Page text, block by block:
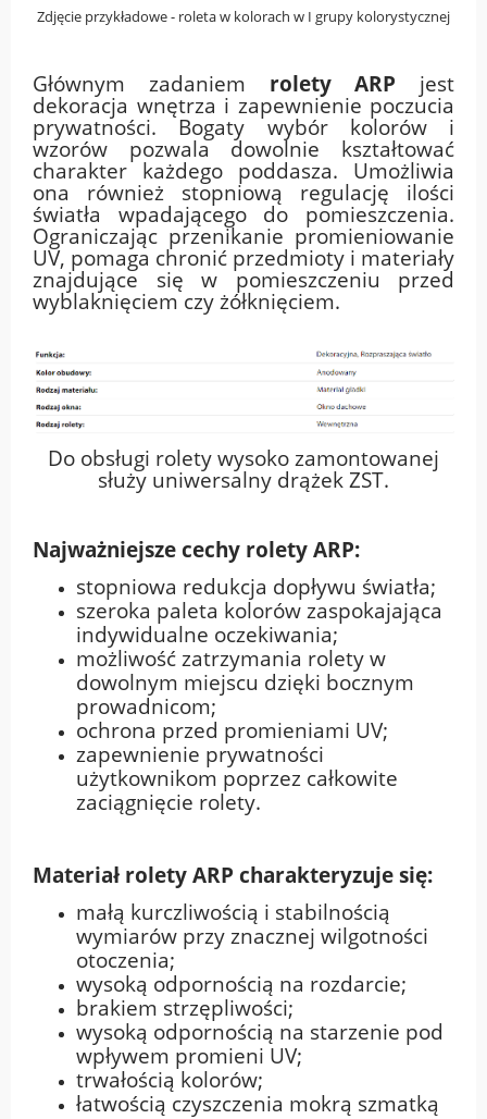
Zdjęcie przykładowe - roleta w kolorach w I grupy kolorystycznej
Głównym zadaniem rolety ARP jest
dekoracja wnętrza i zapewnienie poczucia
prywatności. Bogaty wybór kolorów i
wzorów pozwala dowolnie kształtować
charakter każdego poddasza. Umożliwia
ona również stopniową regulację ilości
światła wpadającego do pomieszczenia.
Ograniczając przenikanie promieniowanie
UV, pomaga chronić przedmioty i materiały
znajdujące się w pomieszczeniu przed
wyblaknięciem czy żółknięciem.
Do obsługi rolety wysoko zamontowanej
służy uniwersalny drążek ZST.
Najważniejsze cechy rolety ARP:
stopniowa redukcja dopływu światła;
szeroka paleta kolorów zaspokajająca
indywidualne oczekiwania;
możliwość zatrzymania rolety w
dowolnym miejscu dzięki bocznym
prowadnicom;
ochrona przed promieniami UV;
zapewnienie prywatności
użytkownikom poprzez całkowite
zaciągnięcie rolety.
Materiał rolety ARP charakteryzuje się:
małą kurczliwością i stabilnością
wymiarów przy znacznej wilgotności
otoczenia;
wysoką odpornością na rozdarcie;
brakiem strzępliwości;
wysoką odpornością na starzenie pod
wpływem promieni UV;
trwałością kolorów;
łatwością czyszczenia mokrą szmatką